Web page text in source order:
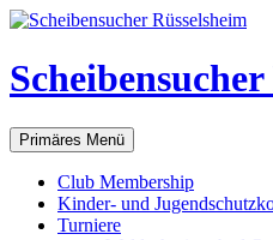
Suchen
Primäres Menü Zum
Inhalt
springen
Club Membership
Kinder- und
Turniere